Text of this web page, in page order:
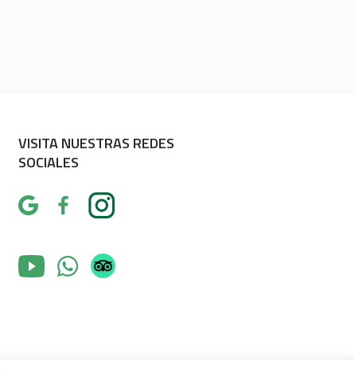
VISITA NUESTRAS REDES
SOCIALES